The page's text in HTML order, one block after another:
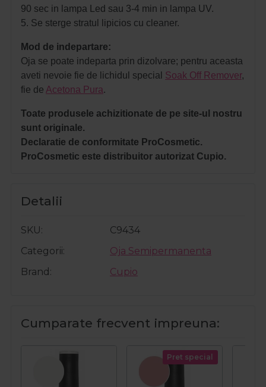
90 sec in lampa Led sau 3-4 min in lampa UV.
5. Se sterge stratul lipicios cu cleaner.
Mod de indepartare:
Oja se poate indeparta prin dizolvare; pentru aceasta
aveti nevoie fie de lichidul special Soak Off Remover,
fie de Acetona Pura.
Toate produsele achizitionate de pe site-ul nostru
sunt originale.
Declaratie de conformitate ProCosmetic.
ProCosmetic este distribuitor autorizat Cupio.
Detalii
SKU
C9434
Categorii
Oja Semipermanenta
Brand
Cupio
Cumparate frecvent impreuna:
Pret special